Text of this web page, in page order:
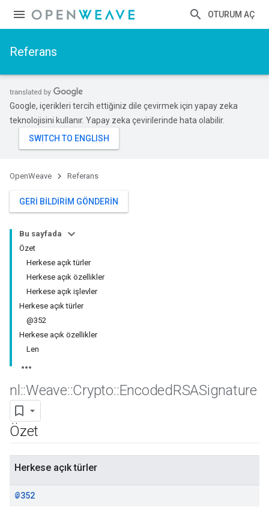
OTURUM AÇ
Referans
Google, içerikleri tercih ettiğiniz dile çevirmek için yapay zeka
teknolojisini kullanır. Yapay zeka çevirilerinde hata olabilir.
OpenWeave Referans
GERI BILDIRIM GÖNDERIN
Bu sayfada
Özet
Herkese açık türler
Herkese açık özellikler
Herkese açık işlevler
Herkese açık türler
@352
Herkese açık özellikler
Len
nl ::Weave::Crypto::EncodedRSASignature
Özet
Herkese açık türler
@352